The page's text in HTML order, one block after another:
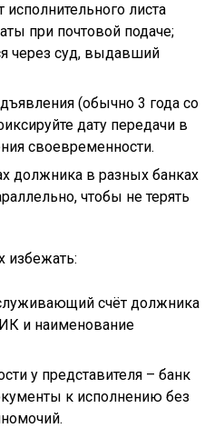
исполнительного листа
при почтовой подаче;
через суд, выдавший
(обычно 3 года со
дату передачи в
своевременности.
должника в разных банках
чтобы не терять
избежать:
счёт должника
и наименование
у представителя – банк
к исполнению без